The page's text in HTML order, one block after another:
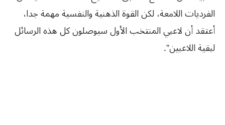
الفرديات اللامعة، لكن القوة الذهنية والنفسية مهمة جدا،
أعتقد أن لاعبي المنتخب الأول سيوصلون كل هذه الرسائل
لبقية اللاعبين”.